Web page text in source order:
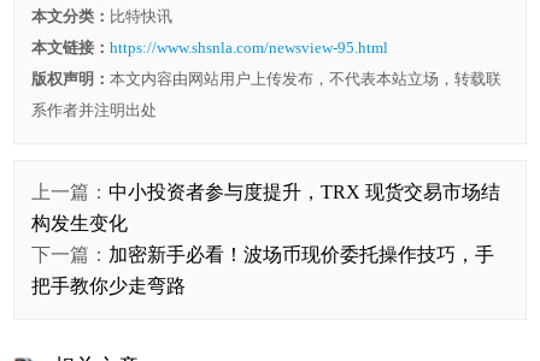
本文分类： 比特快讯
本文链接： https://www.shsnla.com/newsview-95.html
版权声明： 本文内容由网站用户上传发布，不代表本站立场，转载联
系作者并注明出处
上一篇： 中小投资者参与度提升，TRX 现货交易市场结
构发生变化
下一篇： 加密新手必看！波场币现价委托操作技巧，手
把手教你少走弯路